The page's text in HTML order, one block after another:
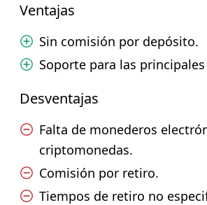
Ventajas
Sin comisión por depósito.
Soporte para las
Desventajas
Falta de monederos
criptomonedas.
Comisión por retiro.
Tiempos de retiro no